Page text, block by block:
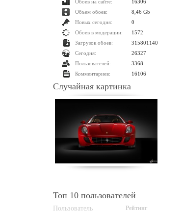
Обоев на сайте:
16306
Объем обоев:
8,46 Gb
Новых сегодня:
0
Обоев в модерации:
1572
Загрузок обоев:
315801140
Сегодня:
26327
Пользователей:
3368
Комментариев:
16106
Случайная картинка
Топ 10 пользователей
Пользователь Рейтинг